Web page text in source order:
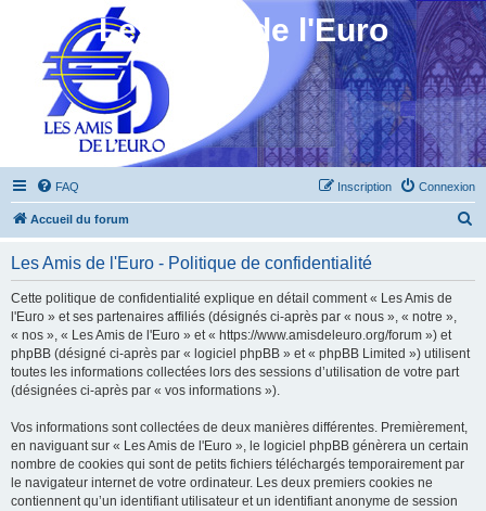
Les Amis de l'Euro
FAQ Connexion
Inscription
Accueil du forum
Les Amis de l'Euro - Politique de confidentialité
Cette politique de confidentialité explique en détail comment « Les Amis de
l'Euro » et ses partenaires affiliés (désignés ci-après par « nous », « notre »,
« nos », « Les Amis de l'Euro » et « https://www.amisdeleuro.org/forum ») et
phpBB (désigné ci-après par « logiciel phpBB » et « phpBB Limited ») utilisent
toutes les informations collectées lors des sessions d’utilisation de votre part
(désignées ci-après par « vos informations »).
Vos informations sont collectées de deux manières différentes. Premièrement,
en naviguant sur « Les Amis de l'Euro », le logiciel phpBB génèrera un certain
nombre de cookies qui sont de petits fichiers téléchargés temporairement par
le navigateur internet de votre ordinateur. Les deux premiers cookies ne
contiennent qu’un identifiant utilisateur et un identifiant anonyme de session